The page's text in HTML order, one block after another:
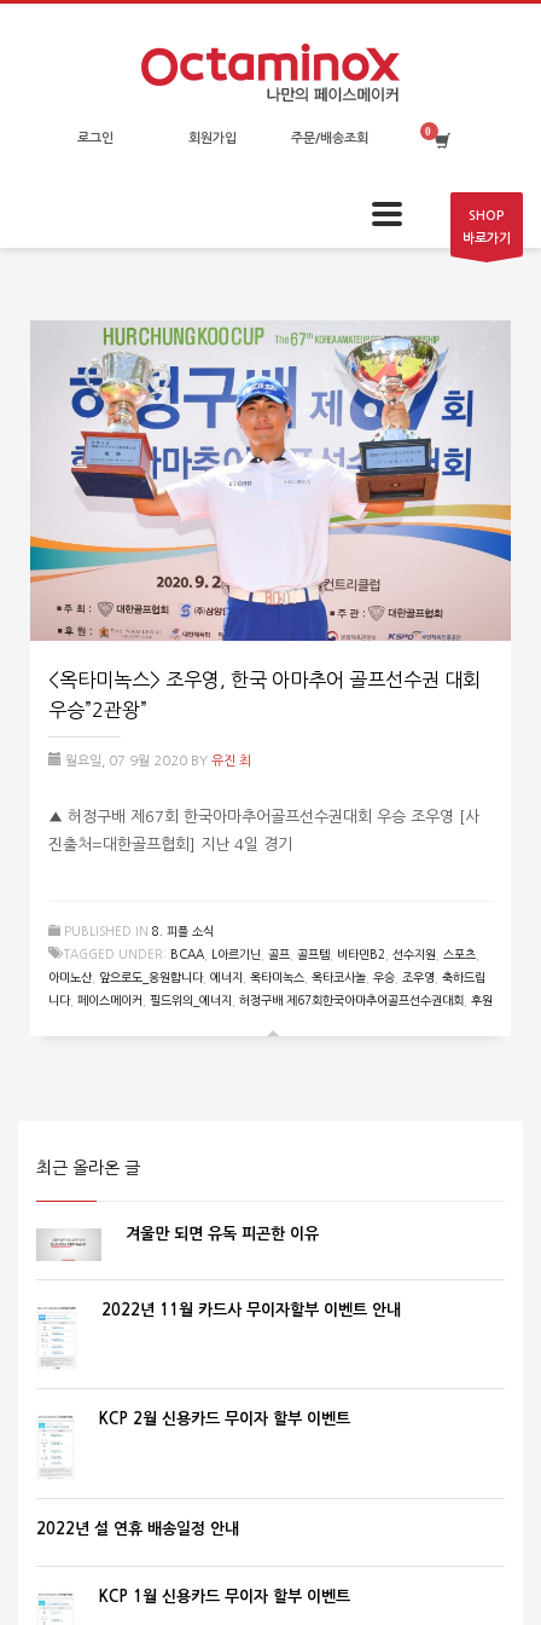
로그인 회원가입 주문/배송조회
SHOP
바로가기
<옥타미녹스> 조우영, 한국 아마추어 골프선수권 대회
우승”2관왕”
월요일, 07 9월 2020 BY 유진 최
▲ 허정구배 제67회 한국아마추어골프선수권대회 우승 조우영 [사
진출처=대한골프협회] 지난 4일 경기
PUBLISHED IN 8. 피플 소식
TAGGED UNDER: BCAA L아르기닌 골프 골프템 비타민B2 선수지원 스포츠
아미노산, 앞으로도_응원합니다, 에너지 옥타미녹스 옥타코사놀 우승 조우영
축하드립
니다, 페이스메이커 필드위의_에너지 허정구배 제67회한국아마추어골프선수권대회 후원
최근 올라온 글
겨울만 되면 유독 피곤한 이유
2022년 11월 카드사 무이자할부 이벤트 안내
KCP 2월 신용카드 무이자 할부 이벤트
2022년 설 연휴 배송일정 안내
KCP 1월 신용카드 무이자 할부 이벤트